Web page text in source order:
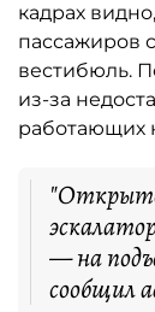
кадрах
пассажиров
вестибюль.
из-за
работающих
— на
сообщил